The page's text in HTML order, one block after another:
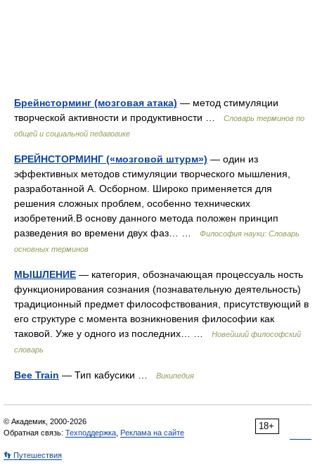
Брейнсторминг (мозговая атака) — метод стимуляции
творческой активности и продуктивности …
Словарь терминов по
общей и социальной педагогике
БРЕЙНСТОРМИНГ («мозговой штурм») — один из
эффективных методов стимуляции творческого мышления,
разработанной А. Осборном. Широко применяется для
решения сложных проблем, особенно технических
изобретений.В основу данного метода положен принцип
разведения во времени двух фаз… …
Философия науки: Словарь
основных терминов
МЫШЛЕНИЕ — категория, обозначающая процессуаль ность
функционирования сознания (познавательную деятельность)
традиционный предмет философствования, присутствующий в
его структуре с момента возникновения философии как
таковой. Уже у одного из последних… …
Новейший философский
словарь
Bee Train — Тип кабусики … Википедия
18+
© Академик, 2000-2026
Обратная связь: Техподдержка Реклама на сайте
👣 Путешествия